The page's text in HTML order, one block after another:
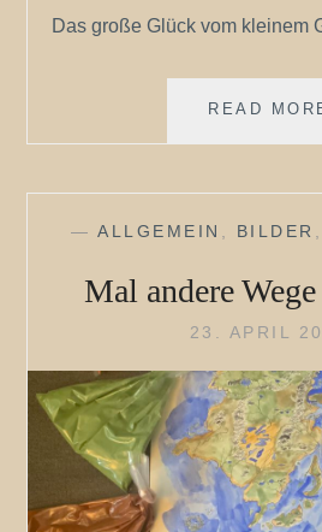
Das große Glück vom kleinem
READ
—ALLGEMEIN , BILDER ,
Mal andere
23. APRIL